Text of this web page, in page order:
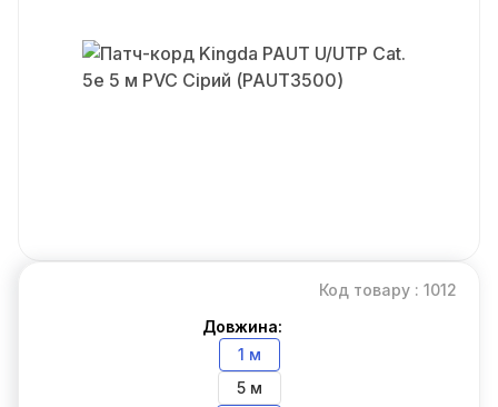
Код товару : 1012
Довжина:
1 м
5 м